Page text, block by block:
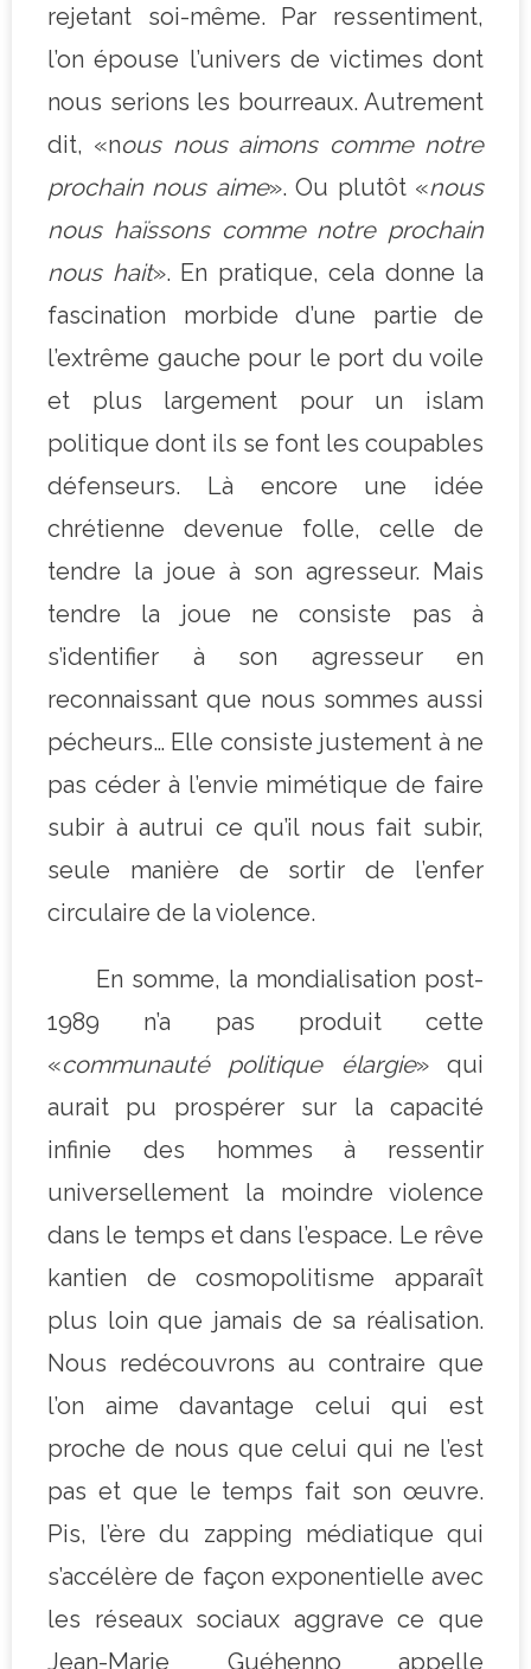
rejetant soi-même. Par ressentiment,
l’on épouse l’univers de victimes dont
nous serions les bourreaux. Autrement
dit, «nous nous aimons comme notre
prochain nous aime». Ou plutôt «nous
nous haïssons comme notre prochain
nous hait». En pratique, cela donne la
fascination morbide d’une partie de
l’extrême gauche pour le port du voile
et plus largement pour un islam
politique dont ils se font les coupables
défenseurs. Là encore une idée
chrétienne devenue folle, celle de
tendre la joue à son agresseur. Mais
tendre la joue ne consiste pas à
s’identifier à son agresseur en
reconnaissant que nous sommes aussi
pécheurs… Elle consiste justement à ne
pas céder à l’envie mimétique de faire
subir à autrui ce qu’il nous fait subir,
seule manière de sortir de l’enfer
circulaire de la violence.
En somme, la mondialisation post-
1989 n’a pas produit cette
«communauté politique élargie» qui
aurait pu prospérer sur la capacité
infinie des hommes à ressentir
universellement la moindre violence
dans le temps et dans l’espace. Le rêve
kantien de cosmopolitisme apparaît
plus loin que jamais de sa réalisation.
Nous redécouvrons au contraire que
l’on aime davantage celui qui est
proche de nous que celui qui ne l’est
pas et que le temps fait son œuvre.
Pis, l’ère du zapping médiatique qui
s’accélère de façon exponentielle avec
les réseaux sociaux aggrave ce que
Jean-Marie Guéhenno appelle